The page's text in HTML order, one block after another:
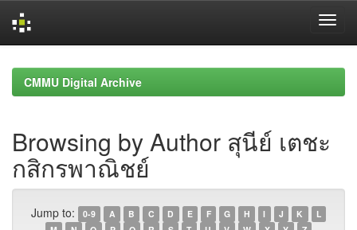
navigationCMMU Digital Archive
Browsing by Author สุนีย์ เตชะ
กสิกรพาณิชย์
Jump to: 0-9 A B C D E F G H I J K
L